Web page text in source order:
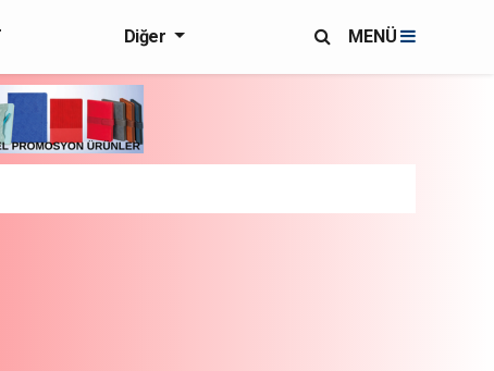
Diğer MENÜ